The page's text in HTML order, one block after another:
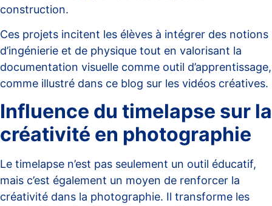
construction.
Ces projets incitent les élèves à intégrer des notions
d’ingénierie et de physique tout en valorisant la
documentation visuelle comme outil d’apprentissage,
comme illustré dans ce blog sur les vidéos créatives.
Influence du timelapse sur la
créativité en photographie
Le timelapse n’est pas seulement un outil éducatif,
mais c’est également un moyen de renforcer la
créativité dans la photographie. Il transforme les